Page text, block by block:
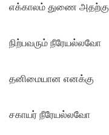
எக்காலம் துணை அதற்கு
நிற்பவரும் நீரேயல்லவோ
தனிமையான எனக்கு
சகாயர் நீரேயல்லவோ